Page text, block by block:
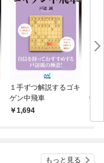
１手ずつ解説するゴキ
ゲン中飛車
1,694
中
もっと見る